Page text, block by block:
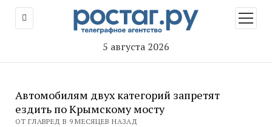
5 августа 2026
меню
Автомобилям двух категорий запретят
ездить по Крымскому мосту
ОТ ГЛАВРЕД В 9 МЕСЯЦЕВ НАЗАД